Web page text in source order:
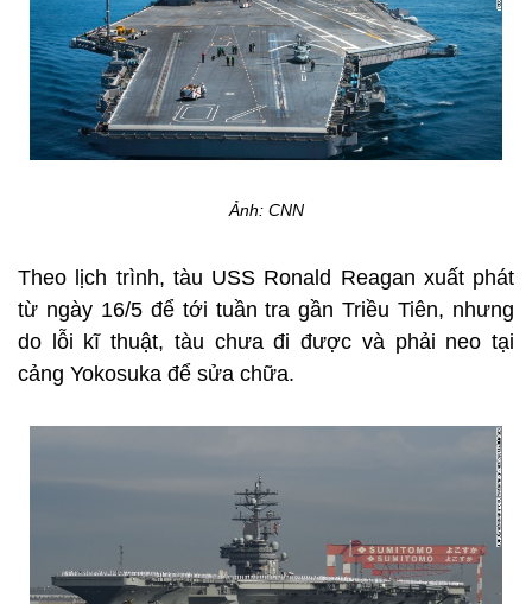
Ảnh: CNN
Theo lịch trình, tàu USS Ronald Reagan xuất phát
từ ngày 16/5 để tới tuần tra gần Triều Tiên, nhưng
do lỗi kĩ thuật, tàu chưa đi được và phải neo tại
cảng Yokosuka để sửa chữa.